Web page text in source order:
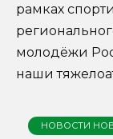
рамках
молодёжи
наши
НОВОСТИ